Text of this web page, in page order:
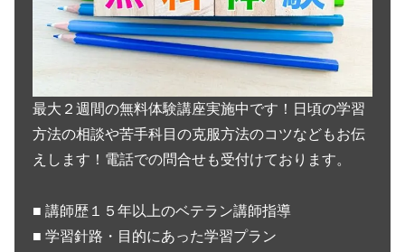
最大２週間の無料体験講座実施中です！日頃の学習
方法の相談や苦手科目の克服方法のコツなどもお伝
えします！電話での問合せも受付けております。
■ 講師歴１５年以上のベテラン講師指導
■ 学習針路・目的にあった学習プラン